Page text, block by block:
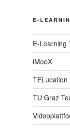
E-
E-Learning
iMooX
TELucation
TU Graz